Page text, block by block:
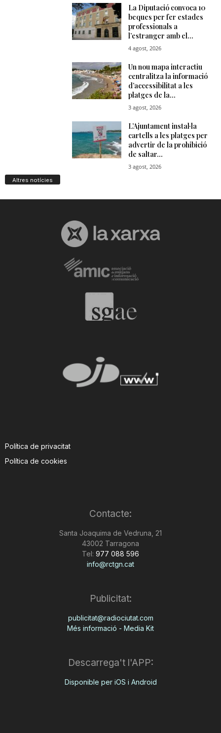
Altres notícies
Política de privacitat
Política de cookies
Contacte:
Santa Joaquima de Vedruna, 21
43002 Tarragona
Tel: 977 088 596
info@rctgn.cat
Publicitat:
publicitat@radiociutat.com
Més informació - Media Kit
Descarrega't l'APP:
Disponible per iOS i Android